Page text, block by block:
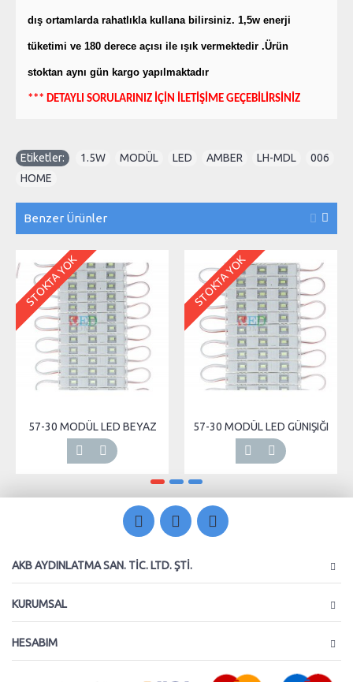
dış ortamlarda rahatlıkla kullana bilirsiniz. 1,5w enerji
tüketimi ve 180 derece açısı ile ışık vermektedir .Ürün
stoktan aynı gün kargo yapılmaktadır
*** DETAYLI SORULARINIZ İÇİN İLETİŞİME GEÇEBİLİRSİNİZ
Etiketler: 1.5W MODÜL LED AMBER LH-MDL 006
HOME
Benzer Ürünler
YOK
MODÜL LED BEYAZ
STOKTA YOK
57-30 MODÜL LED GÜNIŞIĞI 57-
AKB AYDINLATMA SAN. TIC. LTD. ŞTI.
KURUMSAL
HESABIM